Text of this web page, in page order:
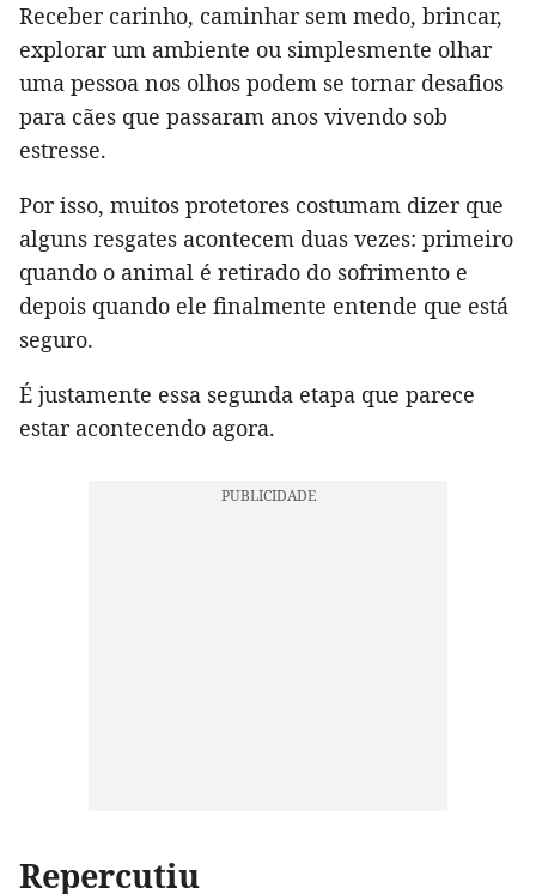
Receber carinho, caminhar sem medo, brincar,
explorar um ambiente ou simplesmente olhar
uma pessoa nos olhos podem se tornar desafios
para cães que passaram anos vivendo sob
estresse.
Por isso, muitos protetores costumam dizer que
alguns resgates acontecem duas vezes: primeiro
quando o animal é retirado do sofrimento e
depois quando ele finalmente entende que está
seguro.
É justamente essa segunda etapa que parece
estar acontecendo agora.
Repercutiu